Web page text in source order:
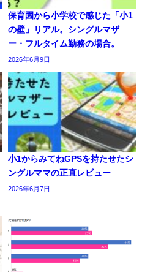
保育園から小学校で感じた「小1
の壁」リアル。シングルマザ
ー・フルタイム勤務の場合。
2026年6月9日
小1からみてねGPSを持たせたシ
ングルママの正直レビュー
2026年6月7日